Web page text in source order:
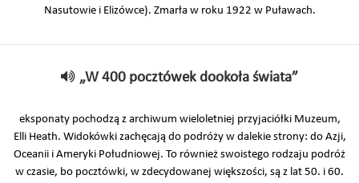
Nasutowie i Elizówce). Zmarła w roku 1922 w Puławach.
„W 400 pocztówek dookoła świata”
eksponaty pochodzą z archiwum wieloletniej przyjaciółki Muzeum,
Elli Heath. Widokówki zachęcają do podróży w dalekie strony: do Azji,
Oceanii i Ameryki Południowej. To również swoistego rodzaju podróż
w czasie, bo pocztówki, w zdecydowanej większości, są z lat 50. i 60.